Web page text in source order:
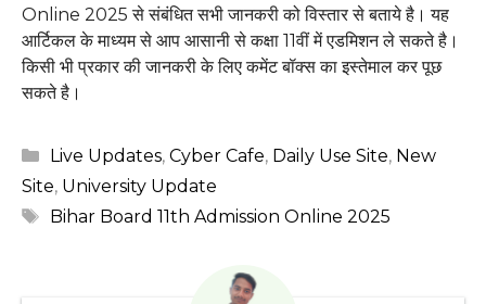
Online 2025 से संबंधित सभी जानकरी को विस्तार से बताये है। यह
आर्टिकल के माध्यम से आप आसानी से कक्षा 11वीं में एडमिशन ले सकते है।
किसी भी प्रकार की जानकरी के लिए कमेंट बॉक्स का इस्तेमाल कर पूछ
सकते है।
Categories
Live Updates, Cyber Cafe, Daily Use Site, New
Site, University Update
Tags
Bihar Board 11th Admission Online 2025